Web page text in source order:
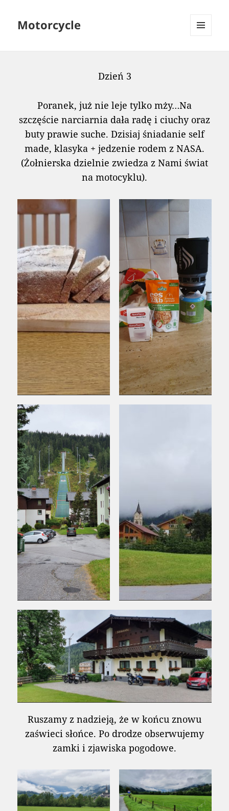
Motorcycle
Dzień 3
Poranek, już nie leje tylko mży…Na
szczęście narciarnia dała radę i ciuchy oraz
buty prawie suche. Dzisiaj śniadanie self
made, klasyka + jedzenie rodem z NASA.
(Żołnierska dzielnie zwiedza z Nami świat
na motocyklu).
Ruszamy z nadzieją, że w końcu znowu
zaświeci słońce. Po drodze obserwujemy
zamki i zjawiska pogodowe.